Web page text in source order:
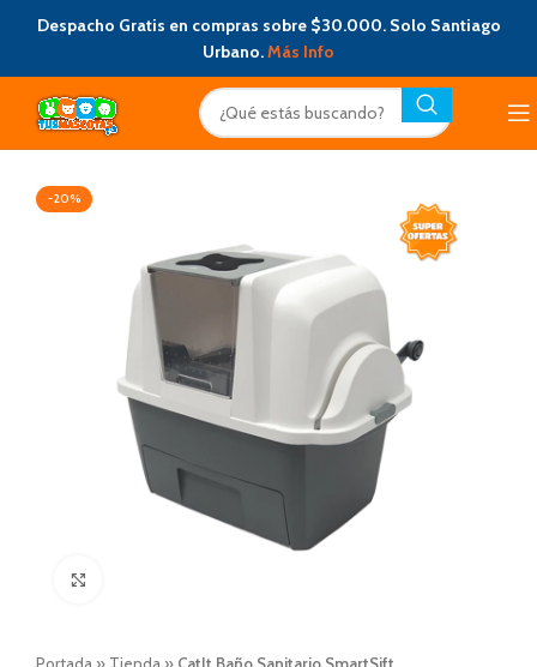
Despacho Gratis en compras sobre $30.000. Solo Santiago
Urbano.Más Info
-20%